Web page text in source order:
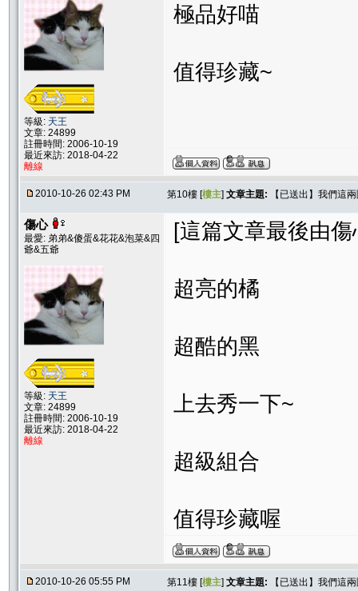
等級: 天王
文章: 24899
註冊時間: 2006-10-19
最近來訪: 2018-04-22
離線
極品好喵
值得珍藏~
2010-10-26 02:43 PM 第10樓 [樓主] 文章主題: 【已送出】我們
傷心
最愛: 弟弟&傻蛋&花花&泡菜&四
爺&五爺
等級: 天王
文章: 24899
註冊時間: 2006-10-19
最近來訪: 2018-04-22
離線
[這篇文章最後由
超亮的橘
超酷的黑
上去秀一下~
超級組合
值得珍藏喔
2010-10-26 05:55 PM 第11樓 [樓主] 文章主題: 【已送出】我們